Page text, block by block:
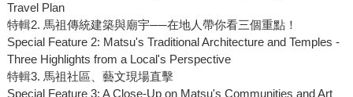
Travel Plan
特輯2. 馬祖傳統建築與廟宇──在地人帶你看三個重點！
Special Feature 2: Matsu's Traditional Architecture and Temples -
Three Highlights from a Local's Perspective
特輯3. 馬祖社區、藝文現場直擊
Special Feature 3: A Close-Up on Matsu's Communities and Art